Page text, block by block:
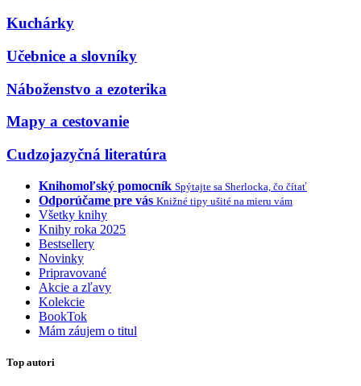
Kuchárky
Učebnice a slovníky
Náboženstvo a ezoterika
Mapy a cestovanie
Cudzojazyčná literatúra
Knihomoľský pomocník Spýtajte sa Sherlocka, čo čítať
Odporúčame pre vás Knižné tipy ušité na mieru vám
Všetky knihy
Knihy roka 2025
Bestsellery
Novinky
Pripravované
Akcie a zľavy
Kolekcie
BookTok
Mám záujem o titul
Top autori